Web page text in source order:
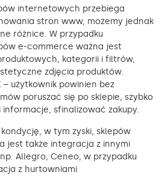
internetowych przebiega
stron www, możemy jednak
różnice. W przypadku
e-commerce ważna jest
kategorii i filtrów,
zdjęcia produktów.
– użytkownik powinien bez
poruszać się po sklepie, szybko
sfinalizować zakupy.
w tym zyski, sklepów
jest także integracja z innymi
Allegro, Ceneo, w przypadku
z hurtowniami